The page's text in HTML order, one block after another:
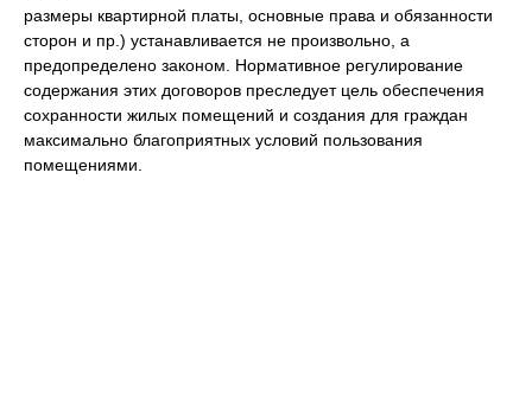
размеры квартирной платы, основные права и обязанности
сторон и пр.) устанавливается не произвольно, а
предопределено законом. Нормативное регулирование
содержания этих договоров преследует цель обеспечения
сохранности жилых помещений и создания для граждан
максимально благоприятных условий пользования
помещениями.